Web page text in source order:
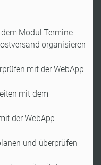
Modul Termine
organisieren
mit der WebApp
mit dem
der WebApp
und überprüfen